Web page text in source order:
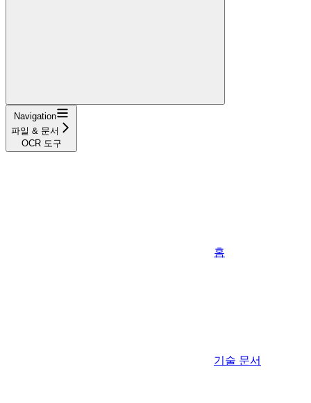
Navigation
파일 & 문서
OCR 도구
홈
기술 문서